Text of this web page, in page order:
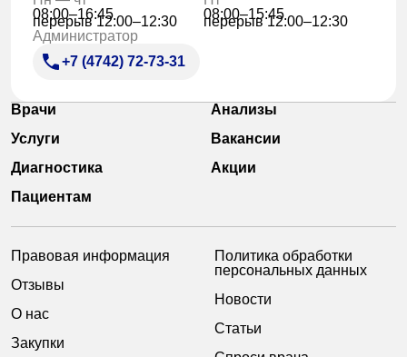
08:00–16:45
перерыв 12:00–12:30
08:00–15:45
перерыв 12:00–12:30
Администратор
+7 (4742) 72-73-31
Врачи
Анализы
Услуги
Вакансии
Диагностика
Акции
Пациентам
Правовая информация
Отзывы
О нас
Закупки
Политика обработки
персональных данных
Новости
Статьи